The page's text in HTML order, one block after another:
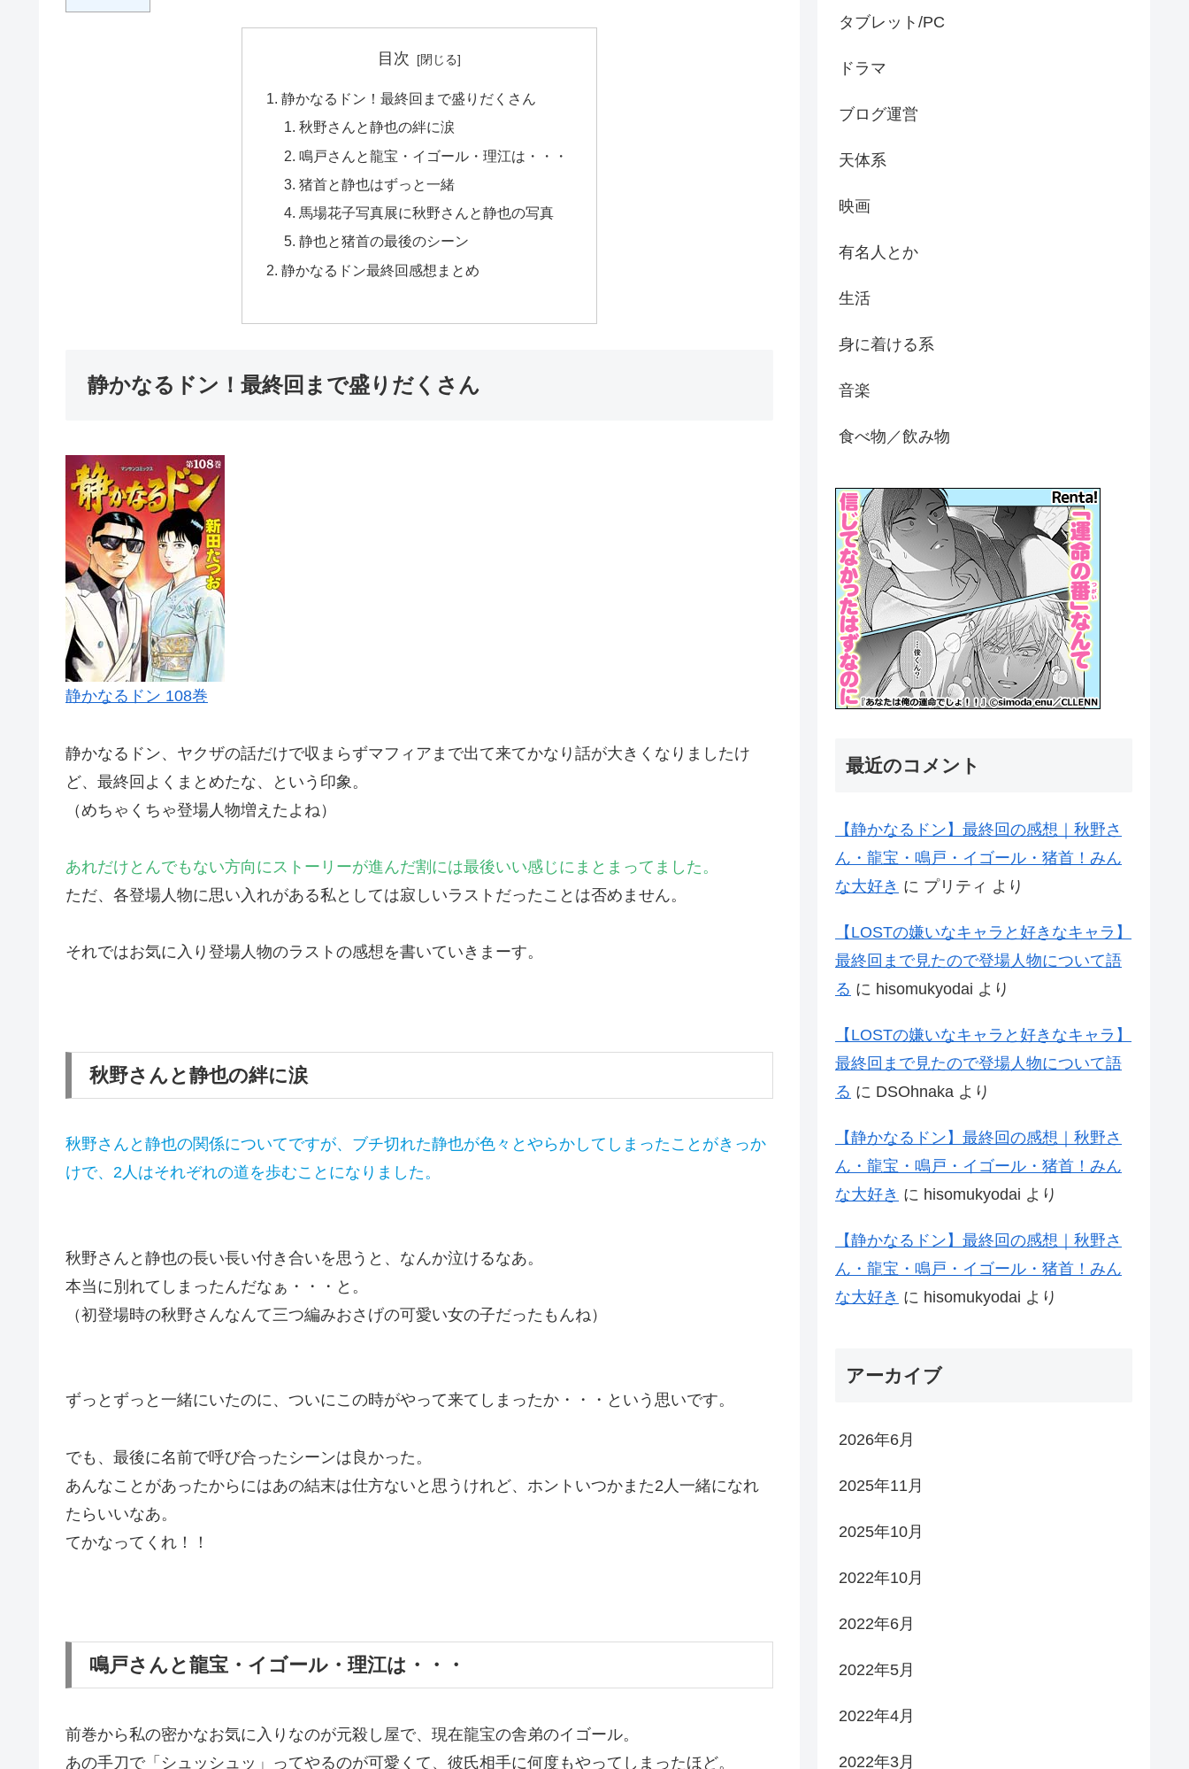
目次
静かなるドン！最終回まで盛りだくさん
秋野さんと静也の絆に涙
鳴戸さんと龍宝・イゴール・理江は・・・
猪首と静也はずっと一緒
馬場花子写真展に秋野さんと静也の写真
静也と猪首の最後のシーン
静かなるドン最終回感想まとめ
静かなるドン！最終回まで盛りだくさん
静かなるドン 108巻
静かなるドン、ヤクザの話だけで収まらずマフィアまで出て来てかなり話が大きくなりましたけ
ど、最終回よくまとめたな、という印象。
（めちゃくちゃ登場人物増えたよね）
あれだけとんでもない方向にストーリーが進んだ割には最後いい感じにまとまってました。
ただ、各登場人物に思い入れがある私としては寂しいラストだったことは否めません。
それではお気に入り登場人物のラストの感想を書いていきまーす。
秋野さんと静也の絆に涙
秋野さんと静也の関係についてですが、ブチ切れた静也が色々とやらかしてしまったことがきっか
けで、2人はそれぞれの道を歩むことになりました。
秋野さんと静也の長い長い付き合いを思うと、なんか泣けるなあ。
本当に別れてしまったんだなぁ・・・と。
（初登場時の秋野さんなんて三つ編みおさげの可愛い女の子だったもんね）
ずっとずっと一緒にいたのに、ついにこの時がやって来てしまったか・・・という思いです。
でも、 最後に名前で呼び合ったシーンは良かった。
あんなことがあったからにはあの結末は仕方ないと思うけれど、ホントいつかまた2人一緒になれ
たらいいなあ。
てかなってくれ！！
鳴戸さんと龍宝・イゴール・理江は・・・
前巻から私の密かなお気に入りなのが元殺し屋で、現在龍宝の舎弟のイゴール。
あの手刀で「シュッシュッ」ってやるのが可愛くて、彼氏相手に何度もやってしまったほど。
タブレット/PC
ドラマ
ブログ運営
天体系
映画
有名人とか
生活
身に着ける系
音楽
食べ物／飲み物
最近のコメント
【静かなるドン】最終回の感想｜秋野さ
ん・龍宝・鳴戸・イゴール・猪首！みん
な大好き に プリティ より
【LOSTの嫌いなキャラと好きなキャラ】
最終回まで見たので登場人物について語
る に hisomukyodai より
【LOSTの嫌いなキャラと好きなキャラ】
最終回まで見たので登場人物について語
る に DSOhnaka より
【静かなるドン】最終回の感想｜秋野さ
ん・龍宝・鳴戸・イゴール・猪首！みん
な大好き に hisomukyodai より
【静かなるドン】最終回の感想｜秋野さ
ん・龍宝・鳴戸・イゴール・猪首！みん
な大好き に hisomukyodai より
アーカイブ
2026年6月
2025年11月
2025年10月
2022年10月
2022年6月
2022年5月
2022年4月
2022年3月